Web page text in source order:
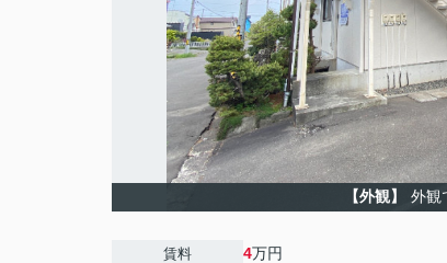
【外観】 外観
賃料 4万円